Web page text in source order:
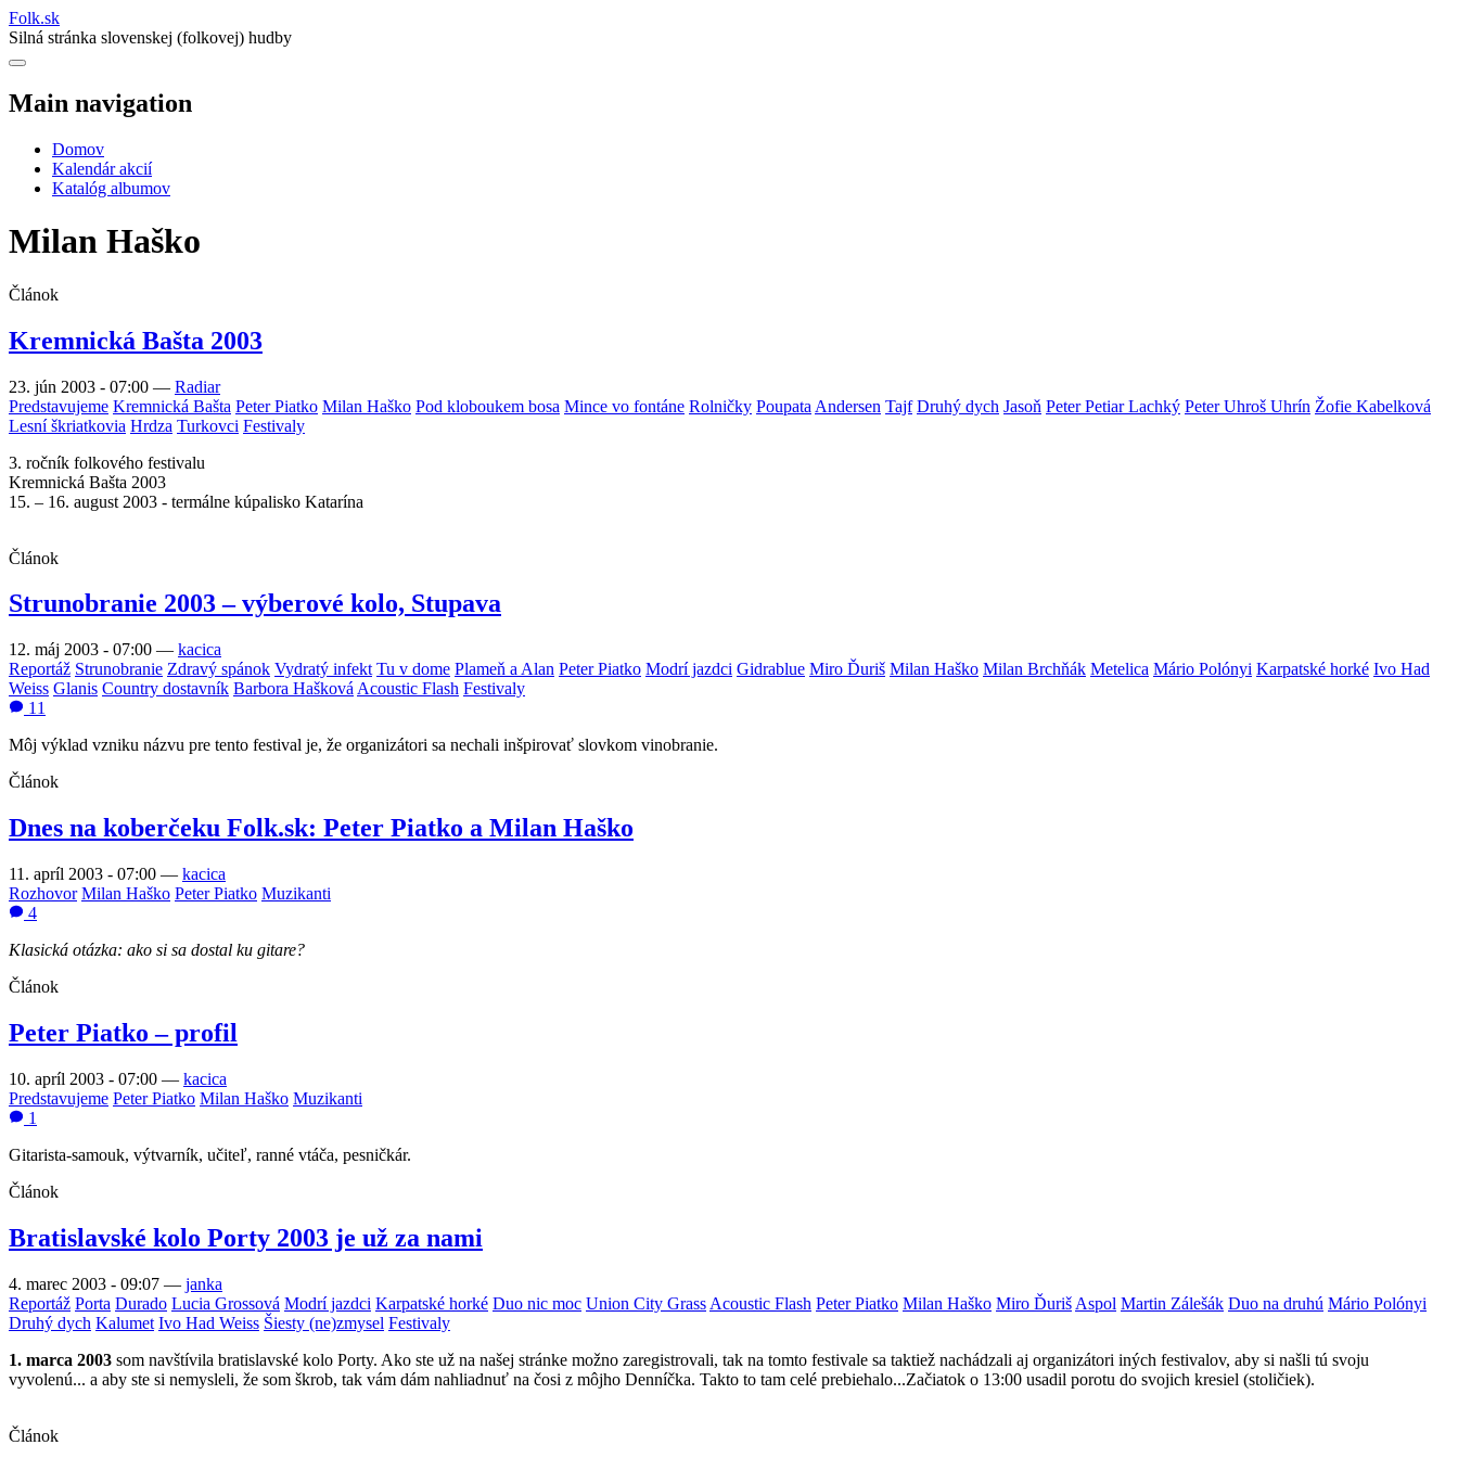
Folk.sk
Silná stránka slovenskej (folkovej) hudby
Main navigation
Domov
Kalendár akcií
Katalóg albumov
Milan Haško
Článok
Kremnická Bašta 2003
23. jún 2003 - 07:00 — Radiar
Predstavujeme Kremnická Bašta Peter Piatko Milan Haško Pod kloboukem bosa Mince vo fontáne Rolničky Poupata Andersen Tajf Druhý dych Jasoň Peter Petiar Lachký Peter Uhroš Uhrín Žofie Kabelková
Lesní škriatkovia Hrdza Turkovci Festivaly
3. ročník folkového festivalu
Kremnická Bašta 2003
15. – 16. august 2003 - termálne kúpalisko Katarína
Článok
Strunobranie 2003 – výberové kolo, Stupava
12. máj 2003 - 07:00 — kacica
Reportáž Strunobranie Zdravý spánok Vydratý infekt Tu v dome Plameň a Alan Peter Piatko Modrí jazdci Gidrablue Miro Ďuriš Milan Haško Milan Brchňák Metelica Mário Polónyi Karpatské horké Ivo Had
Weiss Glanis Country dostavník Barbora Hašková Acoustic Flash Festivaly
11
Môj výklad vzniku názvu pre tento festival je, že organizátori sa nechali inšpirovať slovkom vinobranie.
Článok
Dnes na koberčeku Folk.sk: Peter Piatko a Milan Haško
11. apríl 2003 - 07:00 — kacica
Rozhovor Milan Haško Peter Piatko Muzikanti
4
Klasická otázka: ako si sa dostal ku gitare?
Článok
Peter Piatko – profil
10. apríl 2003 - 07:00 — kacica
Predstavujeme Peter Piatko Milan Haško Muzikanti
1
Gitarista-samouk, výtvarník, učiteľ, ranné vtáča, pesničkár.
Článok
Bratislavské kolo Porty 2003 je už za nami
4. marec 2003 - 09:07 — janka
Reportáž Porta Durado Lucia Grossová Modrí jazdci Karpatské horké Duo nic moc Union City Grass Acoustic Flash Peter Piatko Milan Haško Miro Ďuriš Aspol Martin Zálešák Duo na druhú Mário Polónyi
Druhý dych Kalumet Ivo Had Weiss Šiesty (ne)zmysel Festivaly
1. marca 2003 som navštívila bratislavské kolo Porty. Ako ste už na našej stránke možno zaregistrovali, tak na tomto festivale sa taktiež nachádzali aj organizátori iných festivalov, aby si našli tú svoju
vyvolenú... a aby ste si nemysleli, že som škrob, tak vám dám nahliadnuť na čosi z môjho Denníčka. Takto to tam celé prebiehalo...Začiatok o 13:00 usadil porotu do svojich kresiel (stoličiek).
Článok